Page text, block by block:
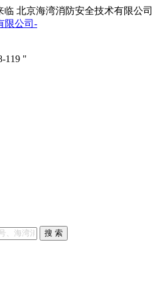
临 北京海湾消防安全技术有限公司
119
搜 索